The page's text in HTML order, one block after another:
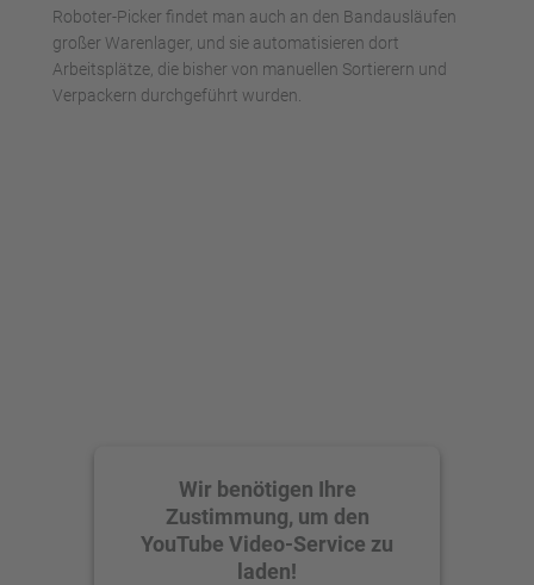
Roboter-Picker findet man auch an den Bandausläufen
großer Warenlager, und sie automatisieren dort
Arbeitsplätze, die bisher von manuellen Sortierern und
Verpackern durchgeführt wurden.
Wir benötigen Ihre
Zustimmung, um den
YouTube Video-Service zu
laden!